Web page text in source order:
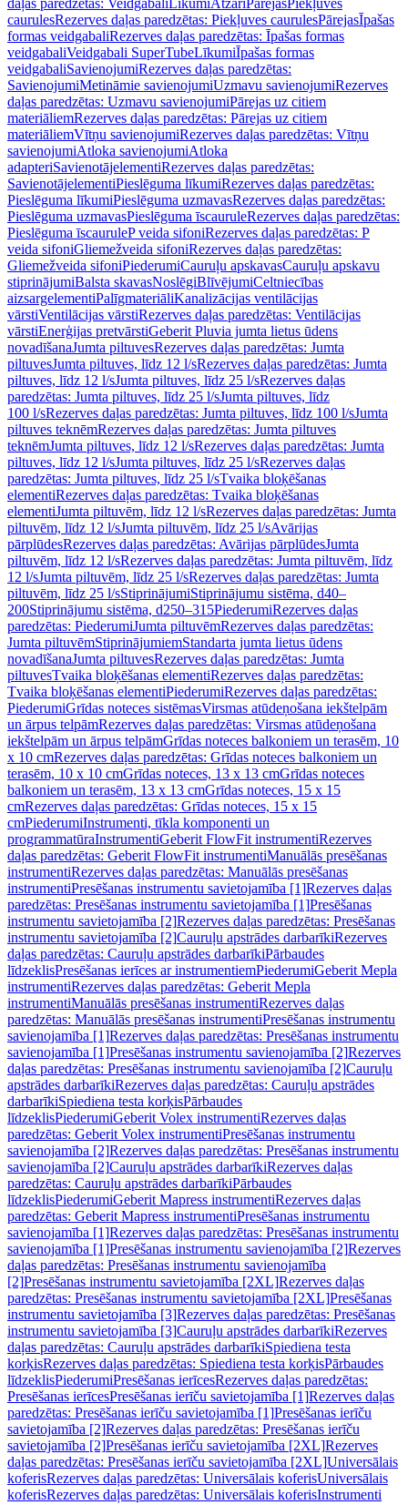
daļas paredzētas: Veidgabali LīkumiAtzari PārejasPiekļuves
caurulesRezerves daļas paredzētas: Piekļuves caurulesPārejasĪpašas
formas veidgabaliRezerves daļas paredzētas: Īpašas formas
veidgabaliVeidgabali SuperTubeLīkumiĪpašas formas
veidgabaliSavienojumiRezerves daļas paredzētas:
SavienojumiMetināmie savienojumiUzmavu savienojumiRezerves
daļas paredzētas: Uzmavu savienojumiPārejas uz citiem
materiāliemRezerves daļas paredzētas: Pārejas uz citiem
materiāliemVītņu savienojumiRezerves daļas paredzētas: Vītņu
savienojumiAtloka savienojumiAtloka
adapteriSavienotājelementiRezerves daļas paredzētas:
SavienotājelementiPieslēguma līkumiRezerves daļas paredzētas:
Pieslēguma līkumiPieslēguma uzmavasRezerves daļas paredzētas:
Pieslēguma uzmavasPieslēguma īscauruleRezerves daļas paredzētas:
Pieslēguma īscauruleP veida sifoniRezerves daļas paredzētas: P
veida sifoniGliemežveida sifoniRezerves daļas paredzētas:
Gliemežveida sifoniPiederumiCauruļu apskavasCauruļu apskavu
stiprinājumiBalsta skavasNoslēgiBlīvējumiCeltniecības
aizsargelementiPalīgmateriāliKanalizācijas ventilācijas
vārstiVentilācijas vārstiRezerves daļas paredzētas: Ventilācijas
vārstiEnerģijas pretvārstiGeberit Pluvia jumta lietus ūdens
novadīšanaJumta piltuvesRezerves daļas paredzētas: Jumta
piltuvesJumta piltuves, līdz 12 l/sRezerves daļas paredzētas: Jumta
piltuves, līdz 12 l/sJumta piltuves, līdz 25 l/sRezerves daļas
paredzētas: Jumta piltuves, līdz 25 l/sJumta piltuves, līdz
100 l/sRezerves daļas paredzētas: Jumta piltuves, līdz 100 l/sJumta
piltuves teknēmRezerves daļas paredzētas: Jumta piltuves
teknēmJumta piltuves, līdz 12 l/sRezerves daļas paredzētas: Jumta
piltuves, līdz 12 l/sJumta piltuves, līdz 25 l/sRezerves daļas
paredzētas: Jumta piltuves, līdz 25 l/sTvaika bloķēšanas
elementiRezerves daļas paredzētas: Tvaika bloķēšanas
elementiJumta piltuvēm, līdz 12 l/sRezerves daļas paredzētas: Jumta
piltuvēm, līdz 12 l/sJumta piltuvēm, līdz 25 l/sAvārijas
pārplūdesRezerves daļas paredzētas: Avārijas pārplūdesJumta
piltuvēm, līdz 12 l/sRezerves daļas paredzētas: Jumta piltuvēm, līdz
12 l/sJumta piltuvēm, līdz 25 l/sRezerves daļas paredzētas: Jumta
piltuvēm, līdz 25 l/sStiprinājumiStiprinājumu sistēma, d40–
200Stiprinājumu sistēma, d250–315PiederumiRezerves daļas
paredzētas: PiederumiJumta piltuvēmRezerves daļas paredzētas:
Jumta piltuvēmStiprinājumiemStandarta jumta lietus ūdens
novadīšanaJumta piltuvesRezerves daļas paredzētas: Jumta
piltuvesTvaika bloķēšanas elementiRezerves daļas paredzētas:
Tvaika bloķēšanas elementiPiederumiRezerves daļas paredzētas:
PiederumiGrīdas noteces sistēmasVirsmas atūdeņošana iekštelpām
un ārpus telpāmRezerves daļas paredzētas: Virsmas atūdeņošana
iekštelpām un ārpus telpāmGrīdas noteces balkoniem un terasēm, 10
x 10 cmRezerves daļas paredzētas: Grīdas noteces balkoniem un
terasēm, 10 x 10 cmGrīdas noteces, 13 x 13 cmGrīdas noteces
balkoniem un terasēm, 13 x 13 cmGrīdas noteces, 15 x 15
cmRezerves daļas paredzētas: Grīdas noteces, 15 x 15
cmPiederumiInstrumenti, tīkla komponenti un
programmatūraInstrumentiGeberit FlowFit instrumentiRezerves
daļas paredzētas: Geberit FlowFit instrumentiManuālās presēšanas
instrumentiRezerves daļas paredzētas: Manuālās presēšanas
instrumentiPresēšanas instrumentu savietojamība [1]Rezerves daļas
paredzētas: Presēšanas instrumentu savietojamība [1]Presēšanas
instrumentu savietojamība [2]Rezerves daļas paredzētas: Presēšanas
instrumentu savietojamība [2]Cauruļu apstrādes darbarīkiRezerves
daļas paredzētas: Cauruļu apstrādes darbarīkiPārbaudes
līdzeklisPresēšanas ierīces ar instrumentiemPiederumiGeberit Mepla
instrumentiRezerves daļas paredzētas: Geberit Mepla
instrumentiManuālās presēšanas instrumentiRezerves daļas
paredzētas: Manuālās presēšanas instrumentiPresēšanas instrumentu
savienojamība [1]Rezerves daļas paredzētas: Presēšanas instrumentu
savienojamība [1]Presēšanas instrumentu savienojamība [2]Rezerves
daļas paredzētas: Presēšanas instrumentu savienojamība [2]Cauruļu
apstrādes darbarīkiRezerves daļas paredzētas: Cauruļu apstrādes
darbarīkiSpiediena testa korķisPārbaudes
līdzeklisPiederumiGeberit Volex instrumentiRezerves daļas
paredzētas: Geberit Volex instrumentiPresēšanas instrumentu
savienojamība [2]Rezerves daļas paredzētas: Presēšanas instrumentu
savienojamība [2]Cauruļu apstrādes darbarīkiRezerves daļas
paredzētas: Cauruļu apstrādes darbarīkiPārbaudes
līdzeklisPiederumiGeberit Mapress instrumentiRezerves daļas
paredzētas: Geberit Mapress instrumentiPresēšanas instrumentu
savienojamība [1]Rezerves daļas paredzētas: Presēšanas instrumentu
savienojamība [1]Presēšanas instrumentu savienojamība [2]Rezerves
daļas paredzētas: Presēšanas instrumentu savienojamība
[2]Presēšanas instrumentu savietojamība [2XL]Rezerves daļas
paredzētas: Presēšanas instrumentu savietojamība [2XL]Presēšanas
instrumentu savietojamība [3]Rezerves daļas paredzētas: Presēšanas
instrumentu savietojamība [3]Cauruļu apstrādes darbarīkiRezerves
daļas paredzētas: Cauruļu apstrādes darbarīkiSpiediena testa
korķisRezerves daļas paredzētas: Spiediena testa korķisPārbaudes
līdzeklisPiederumiPresēšanas ierīcesRezerves daļas paredzētas:
Presēšanas ierīcesPresēšanas ierīču savietojamība [1]Rezerves daļas
paredzētas: Presēšanas ierīču savietojamība [1]Presēšanas ierīču
savietojamība [2]Rezerves daļas paredzētas: Presēšanas ierīču
savietojamība [2]Presēšanas ierīču savietojamība [2XL]Rezerves
daļas paredzētas: Presēšanas ierīču savietojamība [2XL]Universālais
koferisRezerves daļas paredzētas: Universālais koferisUniversālais
koferisRezerves daļas paredzētas: Universālais koferisInstrumenti